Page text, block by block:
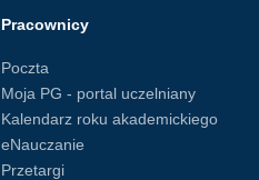
Pracownicy
Poczta
Moja PG - portal uczelniany
Kalendarz roku akademickiego
eNauczanie
Przetargi